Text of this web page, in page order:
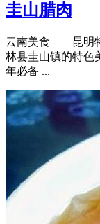
圭山腊肉
云南美食——昆明
林县圭山镇的特色
年必备 ...